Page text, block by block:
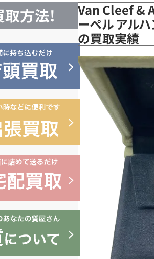
取方法!
Van Cleef &
ーペル アル
の買取実績